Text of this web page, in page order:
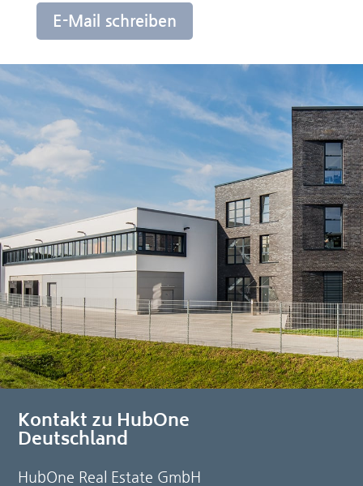
E-Mail schreiben
Kontakt zu HubOne
Deutschland
HubOne Real Estate GmbH